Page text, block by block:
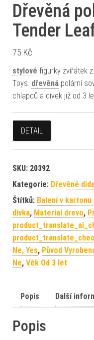
Dřevěná
Tender
75 Kč
stylové figurky zvířátek
Toys. dřevěná polární
chlapců a dívek již od 3
DETAIL
SKU: 20392
Kategorie: Dřevěné
Štítků: Balení v kartonu
dívka, Material drevo,
Ne, Yes, Původ
Ne, Věk Od 3 let
Popis Další
Popis